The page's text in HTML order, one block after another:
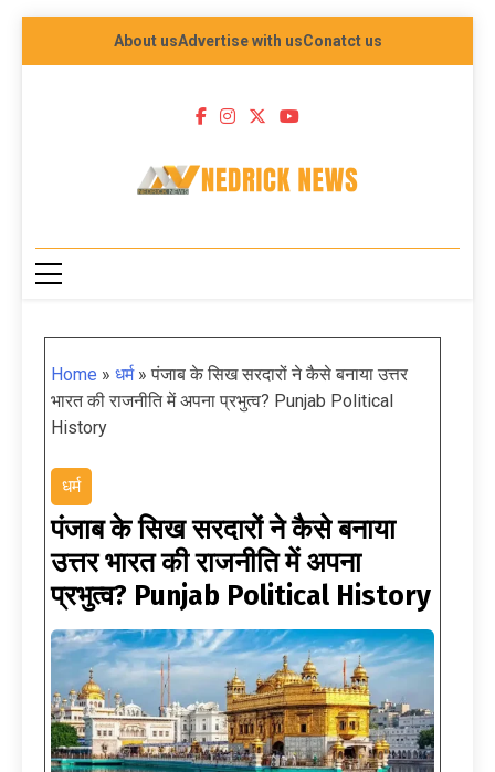
About usAdvertise with usConatct us
NEDRICK NEWS
Home » धर्म»पंजाब के सिख सरदारों ने कैसे बनाया उत्तर
भारत की राजनीति में अपना प्रभुत्व? Punjab Political
History
धर्म
पंजाब के सिख सरदारों ने कैसे बनाया
उत्तर भारत की राजनीति में अपना
प्रभुत्व? Punjab Political History